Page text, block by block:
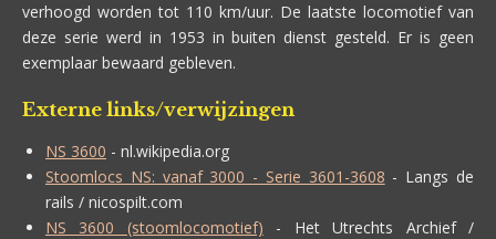
verhoogd worden tot 110 km/uur. De laatste locomotief van
deze serie werd in 1953 in buiten dienst gesteld. Er is geen
exemplaar bewaard gebleven.
Externe links/verwijzingen
NS 3600 - nl.wikipedia.org
Stoomlocs NS: vanaf 3000 - Serie 3601-3608 - Langs de
rails / nicospilt.com
NS 3600 (stoomlocomotief) - Het Utrechts Archief /